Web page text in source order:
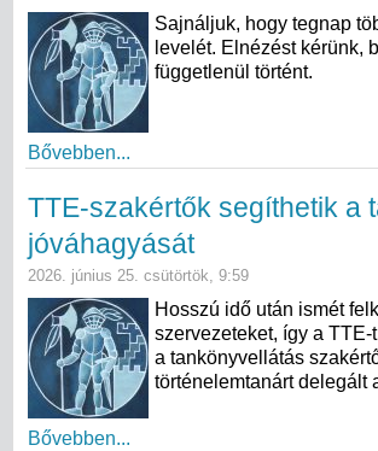
Sajnáljuk, hogy tegnap
levelét. Elnézést kérünk,
függetlenül történt.
Bővebben...
TTE-szakértők segíthetik a
jóváhagyását
2026. június 25. csütörtök, 9:59
Hosszú idő után ismét
szervezeteket, így a
a tankönyvellátás
történelemtanárt delegált
Bővebben...